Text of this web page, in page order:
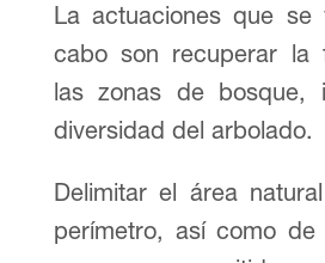
La actuaciones que
cabo son recuperar la
las zonas de bosque,
diversidad del arbolado.
Delimitar el área
perímetro, así como